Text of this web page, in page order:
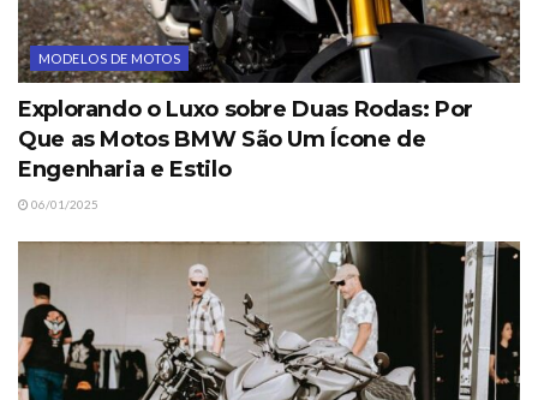
MODELOS DE MOTOS
Explorando o Luxo sobre Duas Rodas: Por
Que as Motos BMW São Um Ícone de
Engenharia e Estilo
06/01/2025